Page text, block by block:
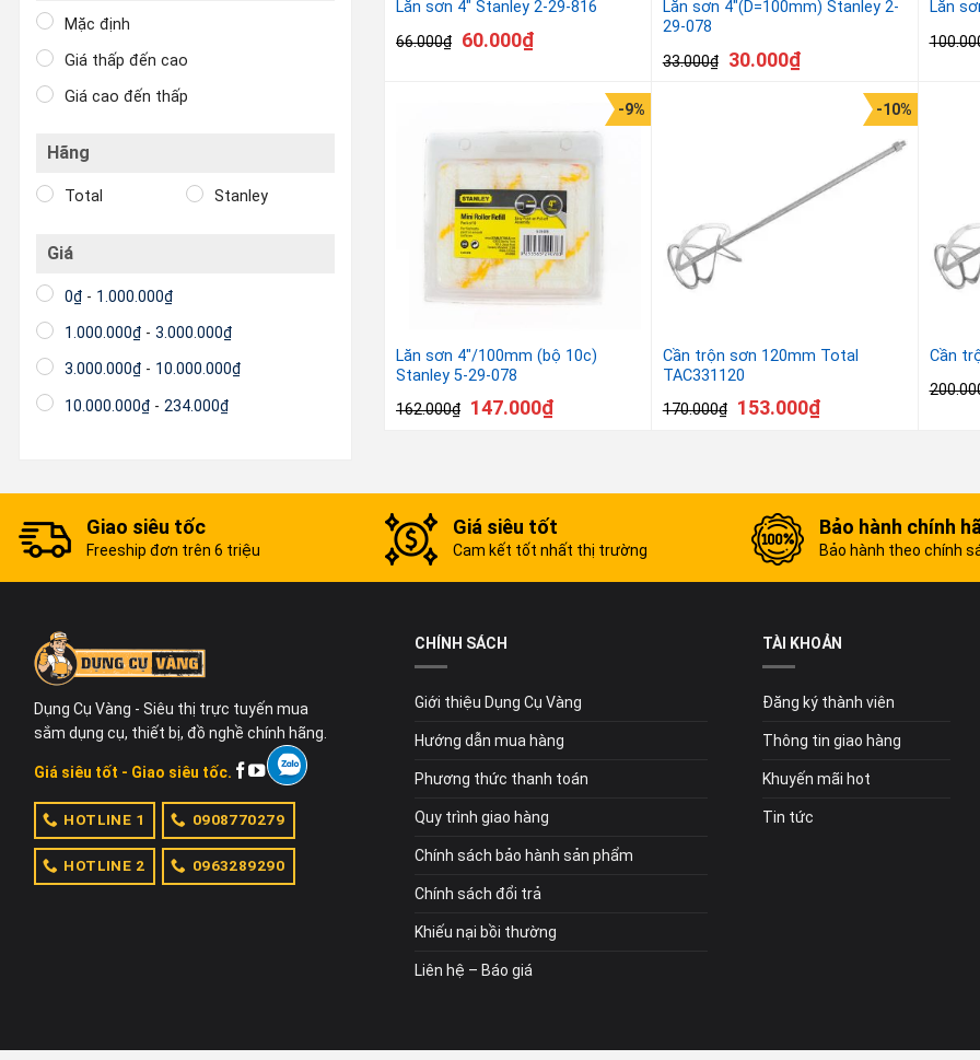
Lăn sơn 4″ Stanley 2-29-816
66.000₫ 60.000₫
Lăn sơn 4″(D=100mm) Stanley 2-
29-078
33.000₫ 30.000₫
Lăn
Lăn sơn 4″/100mm (bộ 10c)
Stanley 5-29-078
162.000₫
-9%
147.000₫
Cần trộn sơn 120mm Total
TAC331120
170.000₫
-10%
153.000₫
Cần
Mặc định
Giá thấp đến cao
Giá cao đến thấp
Hãng
Total Stanley
Giá
0₫ - 1.000.000₫
1.000.000₫ - 3.000.000₫
3.000.000₫ - 10.000.000₫
10.000.000₫ - 234.000₫
Giao siêu tốc
Freeship đơn trên 6 triệu
Giá siêu tốt
Cam kết tốt nhất thị trường
Bảo hành chính
Bảo hành theo chính
Dụng Cụ Vàng - Siêu thị trực tuyến mua
sắm dụng cụ, thiết bị, đồ nghề chính hãng.
Giá siêu tốt - Giao siêu tốc.
HOTLINE 1 0908770279
HOTLINE 2 0963289290
CHÍNH SÁCH
Giới thiệu Dụng Cụ Vàng
Hướng dẫn mua hàng
Phương thức thanh toán
Quy trình giao hàng
Chính sách bảo hành sản phẩm
Chính sách đổi trả
Khiếu nại bồi thường
Liên hệ – Báo giá
TÀI KHOẢN
Đăng ký thành viên
Thông tin giao hàng
Khuyến mãi hot
Tin tức